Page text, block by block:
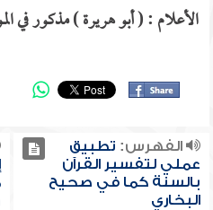
الأعلام : ( أبو هريرة ) مذكور في
الفهرس: تطبيق
عملي لتفسير القرآن
بالسنة كما في صحيح
البخاري